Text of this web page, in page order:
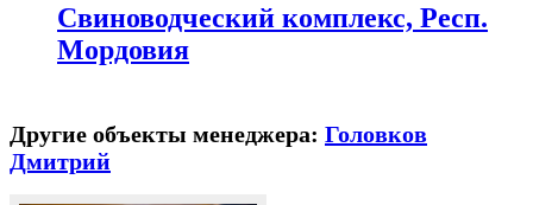
Свиноводческий комплекс, Респ.
Мордовия
Другие объекты менеджера: Головков
Дмитрий